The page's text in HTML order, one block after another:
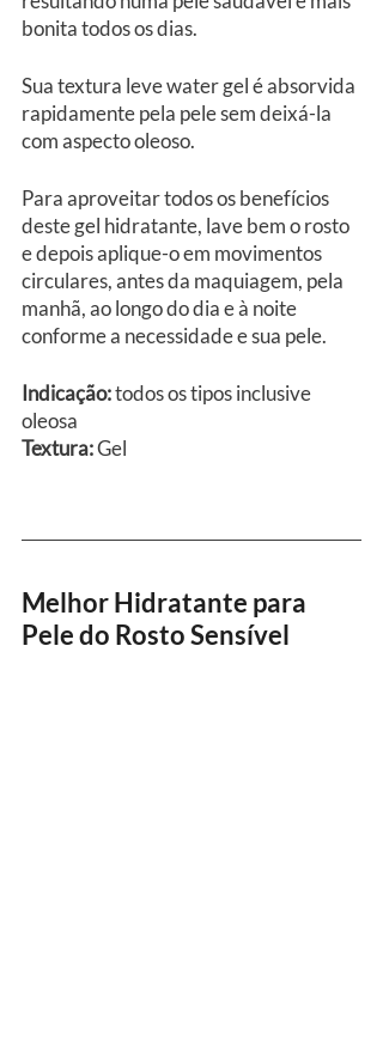
bonita todos os dias.
Sua textura leve water gel é absorvida
rapidamente pela pele sem deixá-la
com aspecto oleoso.
Para aproveitar todos os benefícios
deste gel hidratante, lave bem o rosto
e depois aplique-o em movimentos
circulares, antes da maquiagem, pela
manhã, ao longo do dia e à noite
conforme a necessidade e sua pele.
Indicação: todos os tipos inclusive
oleosa
Textura: Gel
Melhor Hidratante para
Pele do Rosto Sensível